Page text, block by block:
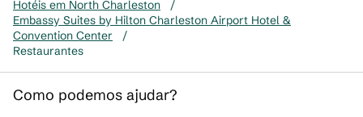
Hotéis em North Charleston
/
Embassy Suites by Hilton Charleston Airport Hotel &
Convention Center
/
Restaurantes
Como podemos ajudar?